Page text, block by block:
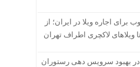
برای اجاره ویلا در ایران؛ از
ویلاهای لاکچری اطراف تهران
بهبود سرویس دهی رستوران